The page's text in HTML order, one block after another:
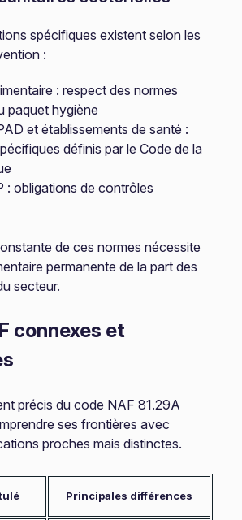
spécifiques existent selon les
:
: respect des normes
paquet hygiène
et établissements de santé :
définis par le Code de la
: obligations de contrôles
de ces normes nécessite
permanente de la part des
secteur.
connexes et
précis du code NAF 81.29A
ses frontières avec
proches mais distinctes.
Principales différences